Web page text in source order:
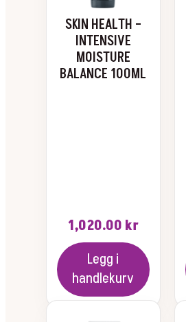
SKIN HEALTH –
INTENSIVE
MOISTURE
BALANCE 100ML
1,020.00 kr
Legg i
handlekurv